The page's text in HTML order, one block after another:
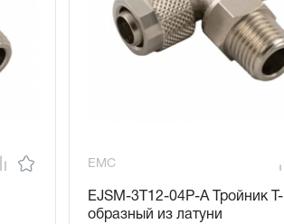
EMC
EJSM-3T12-04P-A Тройник Т-
образный из латуни